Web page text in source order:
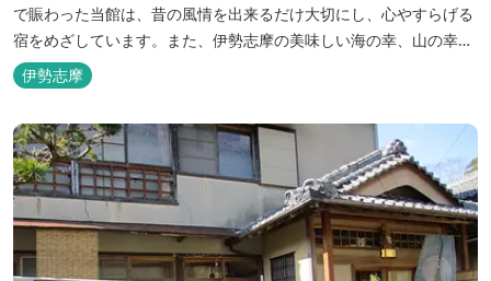
で賑わった当館は、昔の風情を出来るだけ大切にし、心やすらげる
宿をめざしています。また、伊勢志摩の美味しい海の幸、山の幸を
低価格でお楽しみください。
伊勢志摩